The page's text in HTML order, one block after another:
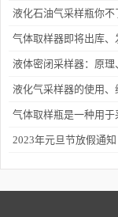
2025年国庆中秋放假通
液化石油气采样瓶你不
解的知识！
气体取样器即将出库、
货！
液体密闭采样器：原理
应用和优势
液化气采样器的使用、
护与优化
气体取样瓶是一种用于
集、贮存和分析气体样
2023年元旦节放假通知